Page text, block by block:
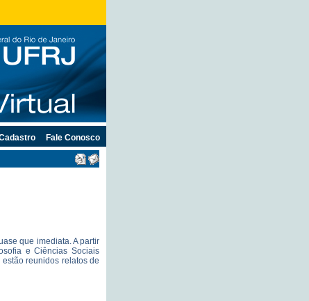
que imediata. A partir
e Ciências Sociais
estão reunidos relatos de
Fale Conosco